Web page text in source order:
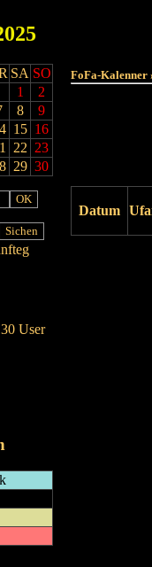
SA SO
1
2
8
9
15 16
22 23
29 30
User
FoFa-Kalenner
Datum